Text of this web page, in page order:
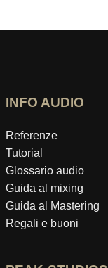
INFO AUDIO
Referenze
Tutorial
Glossario audio
Guida al mixing
Guida al Mastering
Regali e buoni